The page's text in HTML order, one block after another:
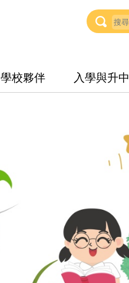
學校夥伴 入學與升中